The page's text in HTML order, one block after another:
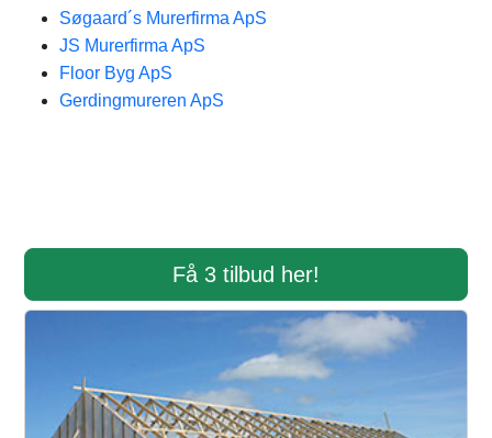
Søgaard´s Murerfirma ApS
JS Murerfirma ApS
Floor Byg ApS
Gerdingmureren ApS
Få 3 tilbud her!